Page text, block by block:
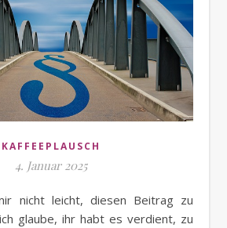
KAFFEEPLAUSCH
4. Januar 2025
glaube, ihr habt es verdient, zu